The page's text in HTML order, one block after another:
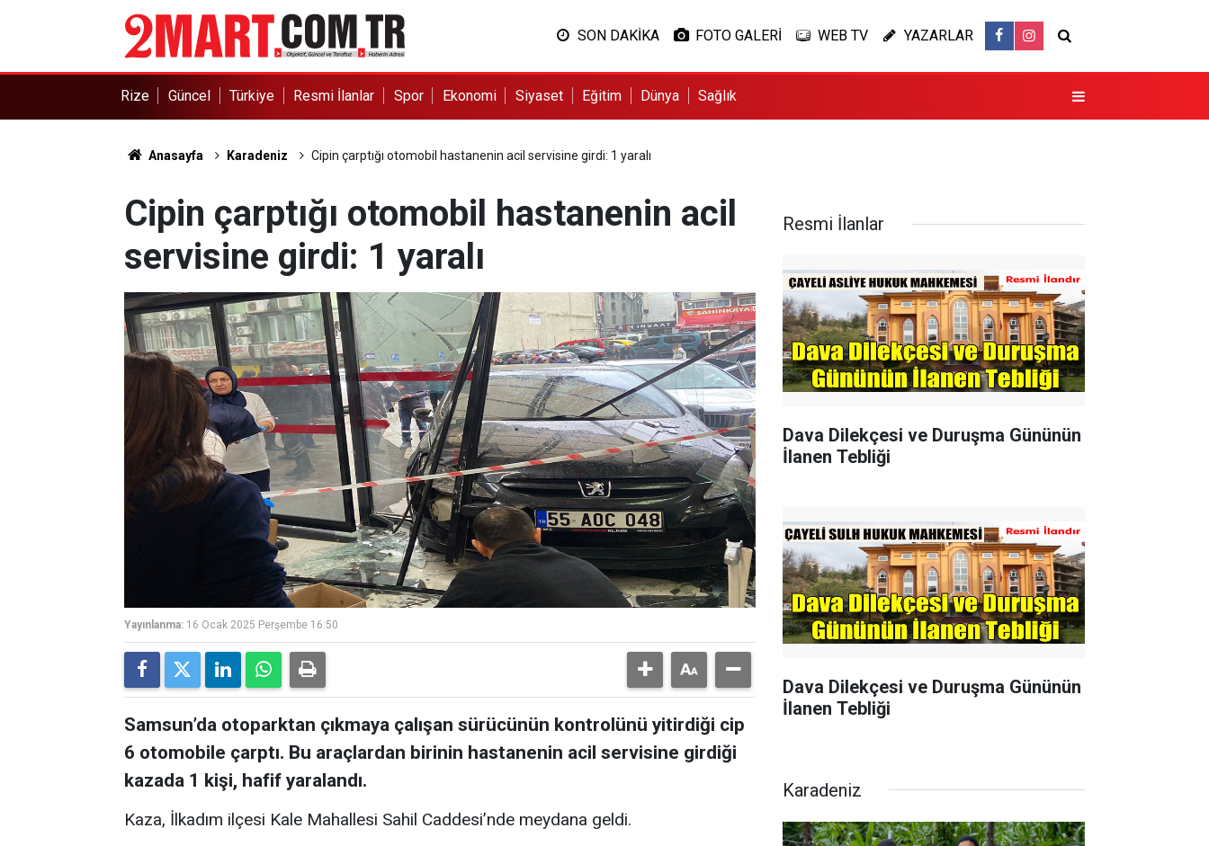
SON DAKİKA FOTO GALERİ WEB TV YAZARLAR
Rize Güncel Türkiye Resmi İlanlar Spor Ekonomi Siyaset Eğitim Dünya Sağlık
Anasayfa Karadeniz Cipin çarptığı otomobil hastanenin acil servisine girdi: 1 yaralı
Cipin çarptığı otomobil hastanenin acil
servisine girdi: 1 yaralı
Yayınlanma: 16 Ocak 2025 Perşembe 16:50
Samsun’da otoparktan çıkmaya çalışan sürücünün kontrolünü yitirdiği cip
6 otomobile çarptı. Bu araçlardan birinin hastanenin acil servisine girdiği
kazada 1 kişi, hafif yaralandı.
Kaza, İlkadım ilçesi Kale Mahallesi Sahil Caddesi’nde meydana geldi.
Resmi İlanlar
Dava Dilekçesi ve Duruşma Gününün
İlanen Tebliği
Dava Dilekçesi ve Duruşma Gününün
İlanen Tebliği
Karadeniz